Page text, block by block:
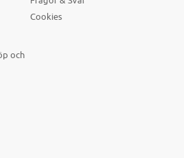
Cookies
och